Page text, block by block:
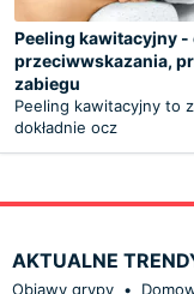
Peeling kawitacyjny -
przeciwwskazania,
zabiegu
Peeling kawitacyjny to
dokładnie ocz
AKTUALNE
Objawy grypy •